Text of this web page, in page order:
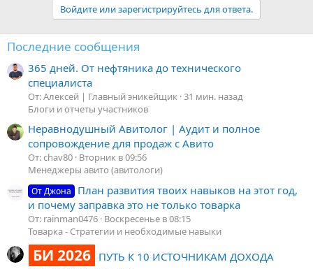
Войдите или зарегистрируйтесь для ответа.
Последние сообщения
365 дней. От нефтяника до технического
специалиста
От: Алексей | Главный эникейщик 31 мин. назад
Блоги и отчеты участников
Неравнодушный Авитолог | Аудит и полное
сопровождение для продаж с Авито
От: chav80 Вторник в 09:56
Менеджеры авито (авитологи)
От Джона
План развития твоих навыков на этот год,
и почему заправка это не только товарка
От: rainman0476 Воскресенье в 08:15
Товарка - Стратегии и необходимые навыки
БИ 2026 ПУТЬ К 10 ИСТОЧНИКАМ ДОХОДА